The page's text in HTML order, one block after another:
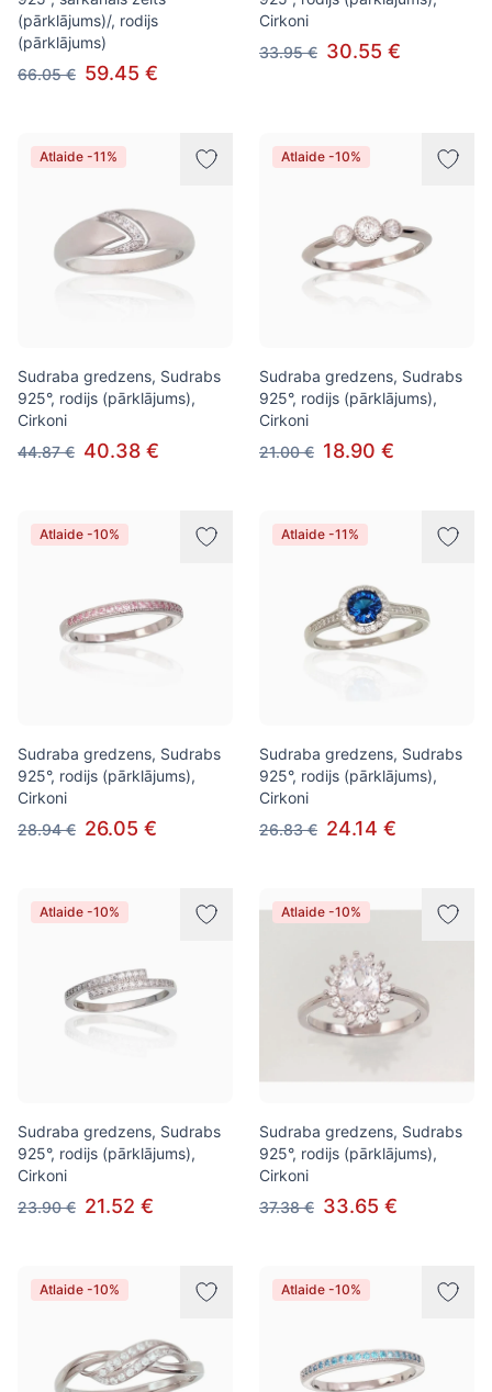
(pārklājums)/, rodijs
(pārklājums)
66.05 € 59.45 €
Cirkoni
33.95 € 30.55 €
Atlaide -11%
Sudraba gredzens, Sudrabs
925°, rodijs (pārklājums),
Cirkoni
44.87 € 40.38 €
Atlaide -10%
Sudraba gredzens, Sudrabs
925°, rodijs (pārklājums),
Cirkoni
21.00 € 18.90 €
Atlaide -10%
Sudraba gredzens, Sudrabs
925°, rodijs (pārklājums),
Cirkoni
28.94 € 26.05 €
Atlaide -11%
Sudraba gredzens, Sudrabs
925°, rodijs (pārklājums),
Cirkoni
26.83 € 24.14 €
Atlaide -10%
Sudraba gredzens, Sudrabs
925°, rodijs (pārklājums),
Cirkoni
23.90 € 21.52 €
Atlaide -10%
Sudraba gredzens, Sudrabs
925°, rodijs (pārklājums),
Cirkoni
37.38 € 33.65 €
Atlaide -10% Atlaide -10%